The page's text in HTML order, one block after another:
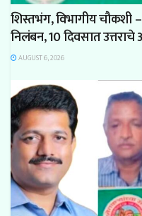
शिस्तभंग, विभागीय चौकशी
निलंबन, 10 दिवसात
AUGUST 6, 2026